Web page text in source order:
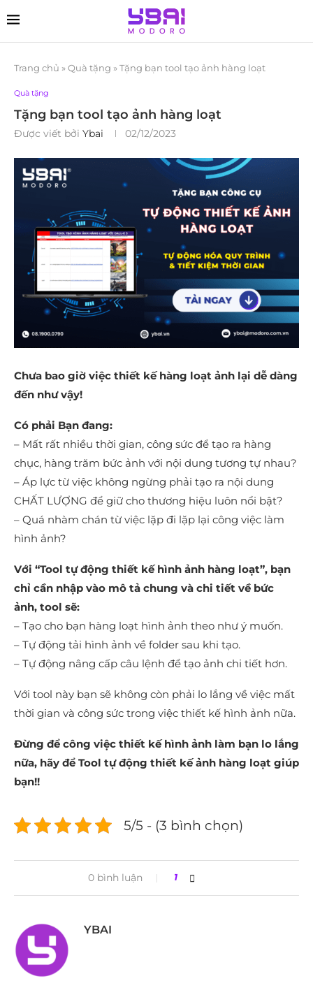
Trang chủ »Quà tặng »Tặng bạn tool tạo ảnh hàng loạt
Quà tặng
Tặng bạn tool tạo ảnh hàng loạt
Được viết bởi Ybai 02/12/2023
Chưa bao giờ việc thiết kế hàng loạt ảnh lại dễ dàng
đến như vậy!
Có phải Bạn đang:
– Mất rất nhiều thời gian, công sức để tạo ra hàng
chục, hàng trăm bức ảnh với nội dung tương tự nhau?
– Áp lực từ việc không ngừng phải tạo ra nội dung
CHẤT LƯỢNG để giữ cho thương hiệu luôn nổi bật?
– Quá nhàm chán từ việc lặp đi lặp lại công việc làm
hình ảnh?
Với “Tool tự động thiết kế hình ảnh hàng loạt”, bạn
chỉ cần nhập vào mô tả chung và chi tiết về bức
ảnh, tool sẽ:
– Tạo cho bạn hàng loạt hình ảnh theo như ý muốn.
– Tự động tải hình ảnh về folder sau khi tạo.
– Tự động nâng cấp câu lệnh để tạo ảnh chi tiết hơn.
Với tool này bạn sẽ không còn phải lo lắng về việc mất
thời gian và công sức trong việc thiết kế hình ảnh nữa.
Đừng để công việc thiết kế hình ảnh làm bạn lo lắng
nữa, hãy để Tool tự động thiết kế ảnh hàng loạt giúp
bạn!!
5/5 - (3 bình chọn)
0 bình luận 1
YBAI